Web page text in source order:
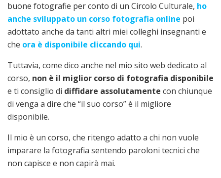
buone fotografie per conto di un Circolo Culturale, ho
anche sviluppato un corso fotografia online poi
adottato anche da tanti altri miei colleghi insegnanti e
che ora è disponibile cliccando qui.
Tuttavia, come dico anche nel mio sito web dedicato al
corso, non è il miglior corso di fotografia disponibile
e ti consiglio di diffidare assolutamente con chiunque
di venga a dire che “il suo corso” è il migliore
disponibile.
Il mio è un corso, che ritengo adatto a chi non vuole
imparare la fotografia sentendo paroloni tecnici che
non capisce e non capirà mai.